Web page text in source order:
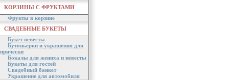
КОРЗИНЫ С ФРУКТАМИ
Фрукты в корзине
СВАДЕБНЫЕ БУКЕТЫ
Букет невесты
Бутоньерки и украшения для
прически
Бокалы для жениха и невесты
Букеты для гостей
Свадебный банкет
Украшение для автомобиля